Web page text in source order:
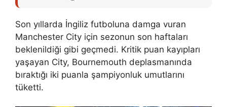
Son yıllarda İngiliz futboluna damga vuran
Manchester City için sezonun son haftaları
beklenildiği gibi geçmedi. Kritik puan kayıpları
yaşayan City, Bournemouth deplasmanında
bıraktığı iki puanla şampiyonluk umutlarını
tüketti.